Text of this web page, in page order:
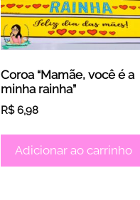
Coroa “Mamãe, você é a
minha rainha”
R$6,98
Adicionar ao carrinho